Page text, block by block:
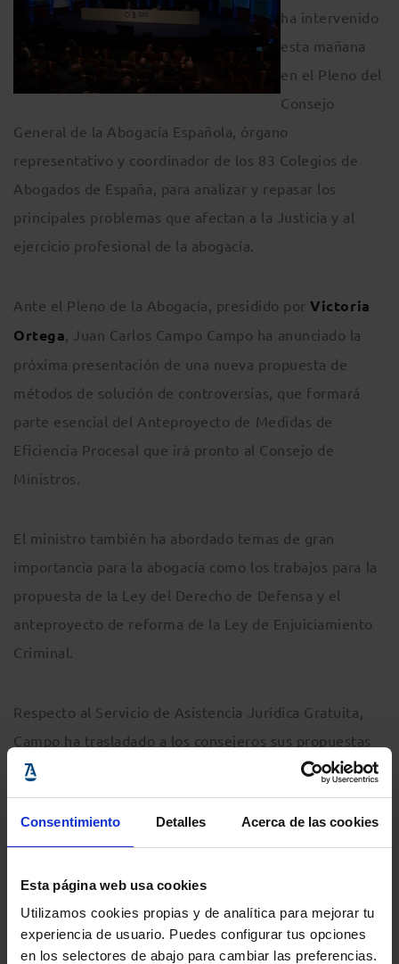
Consentimiento Detalles Acerca de las cookies
Esta página web usa cookies
Utilizamos cookies propias y de analítica para mejorar tu
experiencia de usuario. Puedes configurar tus opciones
en los selectores de abajo para cambiar las preferencias.
ha intervenido
esta mañana
en el Pleno del
Consejo
General de la Abogacía Española, órgano
representativo y coordinador de los 83 Colegios de
Abogados de España, para analizar y repasar los
principales problemas que afectan a la Justicia y al
ejercicio profesional de la abogacía.
Ante el Pleno de la Abogacía, presidido porVictoria
Ortega, Juan Carlos Campo Campo ha anunciado la
próxima presentación de una nueva propuesta de
métodos de solución de controversias, que formará
parte esencial del Anteproyecto de Medidas de
Eficiencia Procesal que irá pronto al Consejo de
Ministros.
El ministro también ha abordado temas de gran
importancia para la abogacía como los trabajos para la
propuesta de la Ley del Derecho de Defensa y el
anteproyecto de reforma de la Ley de Enjuiciamiento
Criminal.
Respecto al Servicio de Asistencia Jurídica Gratuita,
Campo ha trasladado a los consejeros sus propuestas
para poner en marcha una herramienta electrónica
para la gestión de todos los trámites relacionados con
la Justicia Gratuita
MENÚ